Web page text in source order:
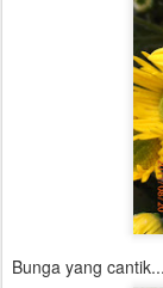
Bunga yang